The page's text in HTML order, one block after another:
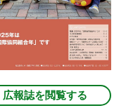
広報誌を閲覧する